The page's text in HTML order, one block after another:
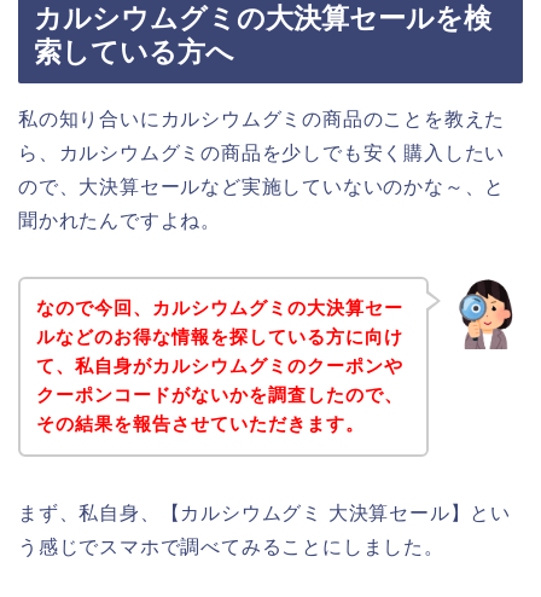
カルシウムグミの大決算セールを検
索している方へ
私の知り合いにカルシウムグミの商品のことを教えた
ら、カルシウムグミの商品を少しでも安く購入したい
ので、大決算セールなど実施していないのかな～、と
聞かれたんですよね。
なので今回、カルシウムグミの大決算セー
ルなどのお得な情報を探している方に向け
て、私自身がカルシウムグミのクーポンや
クーポンコードがないかを調査したので、
その結果を報告させていただきます。
まず、私自身、【カルシウムグミ 大決算セール】とい
う感じでスマホで調べてみることにしました。